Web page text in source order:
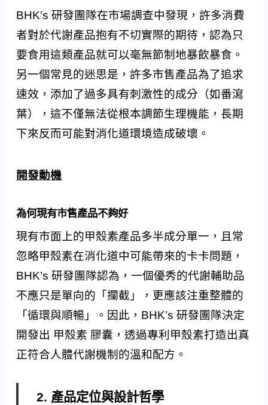
BHK’s 研發團隊在市場調查中發現，許多消費
者對於代謝產品抱有不切實際的期待，認為只
要食用這類產品就可以毫無節制地暴飲暴食。
另一個常見的迷思是，許多市售產品為了追求
速效，添加了過多具有刺激性的成分（如番瀉
葉），這不僅無法從根本調節生理機能，長期
下來反而可能對消化道環境造成破壞。
開發動機
為何現有市售產品不夠好
現有市面上的甲殼素產品多半成分單一，且常
忽略甲殼素在消化道中可能帶來的卡卡問題，
BHK’s 研發團隊認為，一個優秀的代謝輔助品
不應只是單向的「攔截」，更應該注重整體的
「循環與順暢」。因此，BHK’s 研發團隊決定
開發出 甲殼素 膠囊，透過專利甲殼素打造出真
正符合人體代謝機制的溫和配方。
2. 產品定位與設計哲學